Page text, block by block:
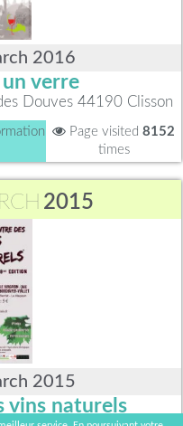
2016
un verre
Douves 44190 Clisson
Page visited 8152
times
2015
2015
vins naturels